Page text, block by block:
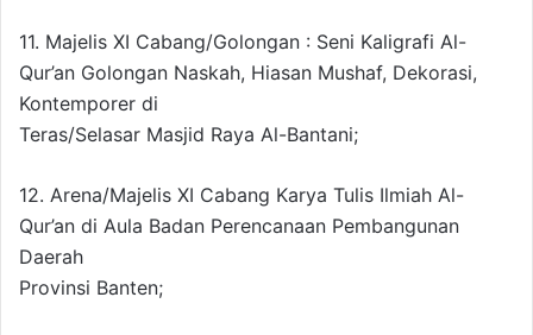
11. Majelis XI Cabang/Golongan : Seni Kaligrafi Al-
Qur’an Golongan Naskah, Hiasan Mushaf, Dekorasi,
Kontemporer di
Teras/Selasar Masjid Raya Al-Bantani;
12. Arena/Majelis XI Cabang Karya Tulis Ilmiah Al-
Qur’an di Aula Badan Perencanaan Pembangunan
Daerah
Provinsi Banten;